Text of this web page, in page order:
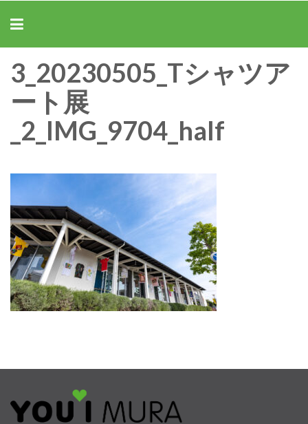
3_20230505_Tシャツア
ート展
_2_IMG_9704_half